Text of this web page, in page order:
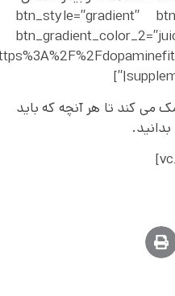
btn_style=”gradient”
می کند تا هر آنچه که باید